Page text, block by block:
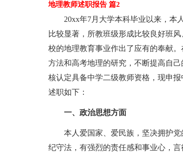
地理教师述职报告 篇2
20xx年7月大学本科毕业以来，本
比较显著，所教班级形成比较良好班
校的地理教育事业作出了应有的奉献
方法和高考地理的研究，不断提高自
核认定具备中学二级教师资格，现申
述职如下：
一、政治思想方面
本人爱国家、爱民族，坚决拥护
纪守法，有强烈的责任感和事业心，